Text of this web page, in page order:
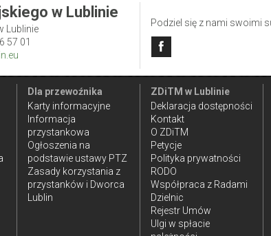
w Lublinie
Lublinie
57 01
Podziel się z nami swoimi
Dla przewoźnika
Karty informacyjne
Informacja
przystankowa
Ogłoszenia na
podstawie ustawy PTZ
Zasady korzystania z
przystanków i Dworca
Lublin
ZDiTM w Lublinie
Deklaracja dostępności
Kontakt
O ZDiTM
Petycje
Polityka prywatności
RODO
Współpraca z Radami
Dzielnic
Rejestr Umów
Ulgi w spłacie